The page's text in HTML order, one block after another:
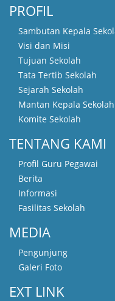
PROFIL
Sambutan Kepala
Visi dan Misi
Tujuan Sekolah
Tata Tertib Sekolah
Sejarah Sekolah
Mantan Kepala Sekolah
Komite Sekolah
TENTANG KAMI
Profil Guru Pegawai
Berita
Informasi
Fasilitas Sekolah
MEDIA
Pengunjung
Galeri Foto
EXT LINK